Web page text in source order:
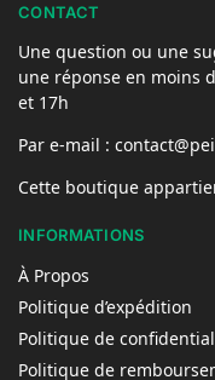
CONTACT
Une question ou une
une réponse en moins
et 17h
Par e-mail :
Cette boutique
INFORMATIONS
À Propos
Politique d’expédition
Politique de
Politique de